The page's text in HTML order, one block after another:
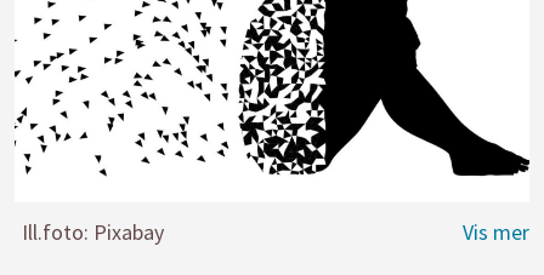
Ill.foto: Pixabay